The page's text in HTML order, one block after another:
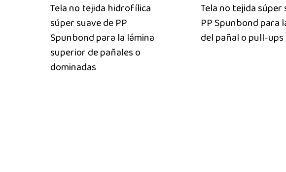
Tela no tejida hidrofílica
súper suave de PP
Spunbond para la lámina
superior de pañales o
dominadas
Tela no tejida súper
PP Spunbond para
del pañal o pull-ups